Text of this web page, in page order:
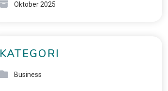
Oktober 2025
KATEGORI
Business